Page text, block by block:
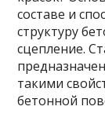
составе и
структуру
сцепление.
такими
бетонной